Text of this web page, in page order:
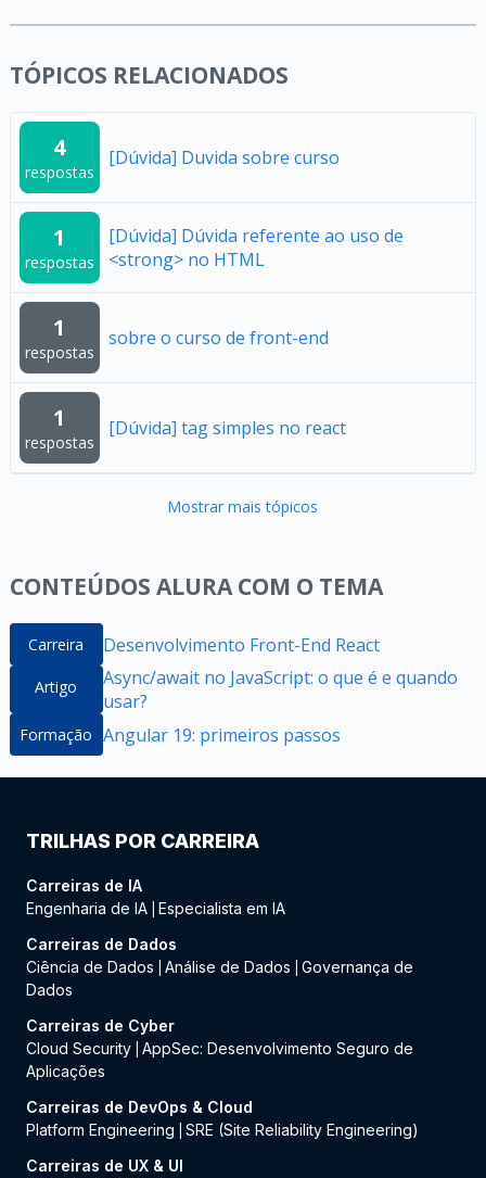
TÓPICOS RELACIONADOS
4
respostas
[Dúvida] Duvida sobre curso
1
respostas
[Dúvida] Dúvida referente ao uso de
<strong> no HTML
1
respostas
sobre o curso de front-end
1
respostas
[Dúvida] tag simples no react
Mostrar mais tópicos
CONTEÚDOS ALURA COM O TEMA
Carreira Desenvolvimento Front-End React
Artigo
Async/await no JavaScript: o que é e quando
usar?
Formação Angular 19: primeiros passos
TRILHAS POR CARREIRA
Carreiras de IA
Engenharia de IA Especialista em IA
Carreiras de Dados
Ciência de Dados
Análise de Dados
Governança de
Dados
Carreiras de Cyber
Cloud Security AppSec: Desenvolvimento Seguro de
Aplicações
Carreiras de DevOps & Cloud
Platform Engineering
SRE (Site Reliability Engineering)
Carreiras de UX & UI